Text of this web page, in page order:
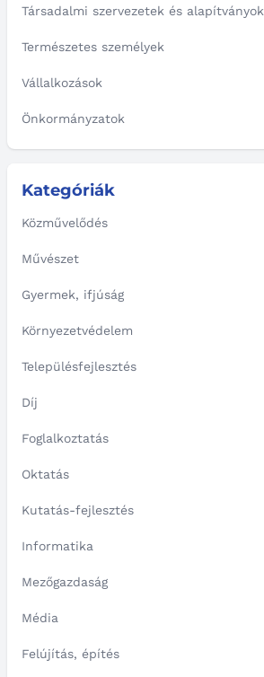
Társadalmi szervezetek és alapítványok
Természetes személyek
Vállalkozások
Önkormányzatok
Kategóriák
Közművelődés
Művészet
Gyermek, ifjúság
Környezetvédelem
Településfejlesztés
Díj
Foglalkoztatás
Oktatás
Kutatás-fejlesztés
Informatika
Mezőgazdaság
Média
Felújítás, építés